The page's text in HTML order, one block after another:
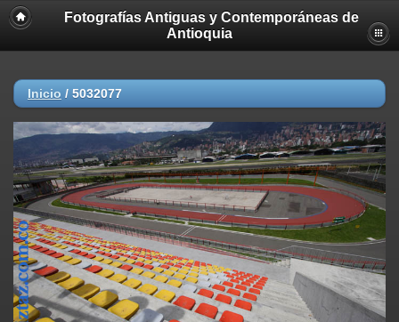
Fotografías Antiguas y Contemporáneas de
Antioquia
Inicio / 5032077